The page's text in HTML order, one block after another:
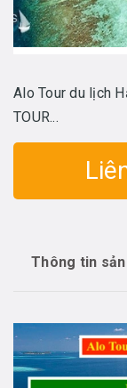
Alo Tour du lịch
TOUR...
Thông tin sản